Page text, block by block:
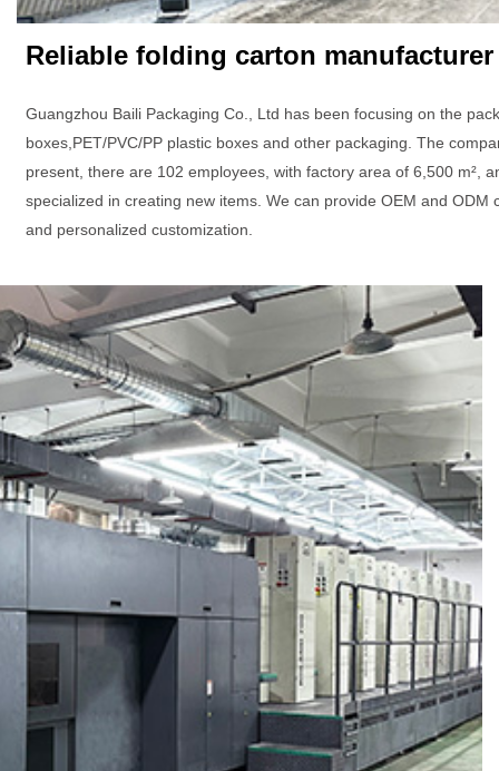
Reliable folding carton manufacturer
Guangzhou Baili Packaging Co., Ltd has been focusing on the
boxes,PET/PVC/PP plastic boxes and other packaging. The
present, there are 102 employees, with factory area of 6,500 m²,
specialized in creating new items. We can provide OEM and
and personalized customization.